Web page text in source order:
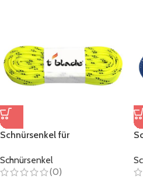
Schnürsenkel für
neongelb
Schnürsenkel
(0)